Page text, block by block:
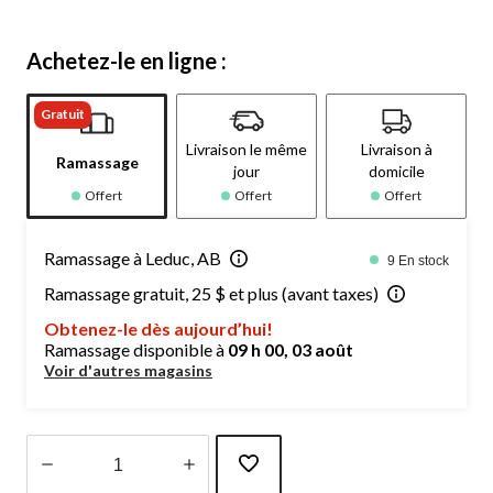
Achetez-le en ligne :
Gratuit
Ramassage
Offert
Livraison le même
jour
Offert
Livraison à
domicile
Offert
Ramassage à Leduc, AB 9 En stock
Ramassage gratuit, 25 $ et plus (avant taxes)
Obtenez-le dès aujourd’hui!
Ramassage disponible à 09 h 00, 03 août
Voir d'autres magasins